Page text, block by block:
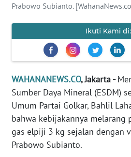
Prabowo Subianto.
Ikuti Kami di:
WAHANANEWS.CO, Jakarta -
Sumber Daya Mineral (ESDM)
Umum Partai Golkar, Bahlil
bahwa kebijakannya melarang
gas elpiji 3 kg sejalan dengan
Prabowo Subianto.
OPINI
EDITORIAL
Informasi
INDEKS
BERITA
KONTAK
KAMI